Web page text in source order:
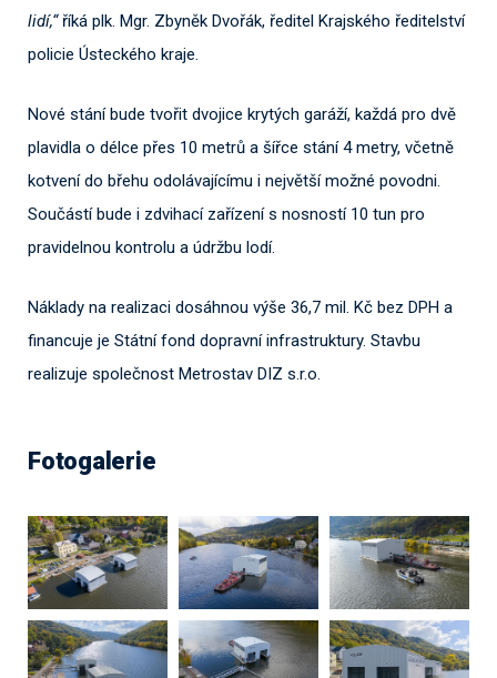
lidí,“říká plk. Mgr. Zbyněk Dvořák, ředitel Krajského ředitelství
policie Ústeckého kraje.
Nové stání bude tvořit dvojice krytých garáží, každá pro dvě
plavidla o délce přes 10 metrů a šířce stání 4 metry, včetně
kotvení do břehu odolávajícímu i největší možné povodni.
Součástí bude i zdvihací zařízení s nosností 10 tun pro
pravidelnou kontrolu a údržbu lodí.
Náklady na realizaci dosáhnou výše 36,7 mil. Kč bez DPH a
financuje je Státní fond dopravní infrastruktury. Stavbu
realizuje společnost Metrostav DIZ s.r.o.
Fotogalerie